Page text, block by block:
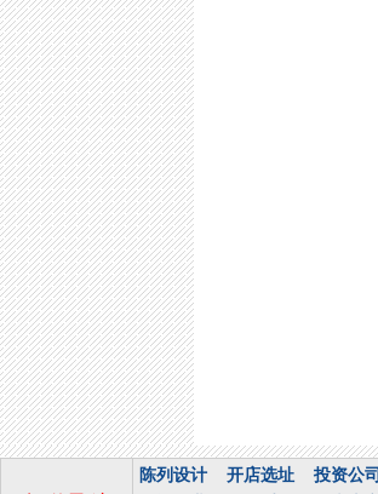
陈列设计 开店选址 投资公司